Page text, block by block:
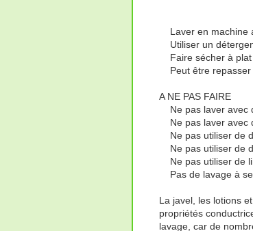
Laver en machine
Utiliser un
Faire sécher à plat
Peut être repasser
A NE PAS FAIRE
Ne pas laver avec
Ne pas laver avec
Ne pas utiliser de
Ne pas utiliser de
Ne pas utiliser de
Pas de lavage à
La javel, les lotions
propriétés
lavage, car de